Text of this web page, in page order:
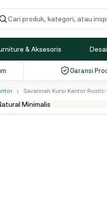
produk
& Aksesoris
Garansi
› Savannah Kursi Kantor Rustic